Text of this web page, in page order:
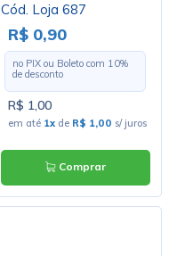
Cód. Loja 687
R$ 0,90
no PIX ou Boleto com 10%
de desconto
R$ 1,00
em até 1x de R$ 1,00 s/ juros
Comprar